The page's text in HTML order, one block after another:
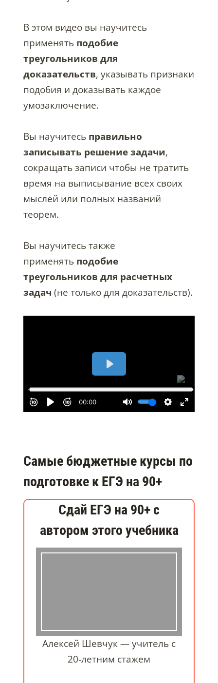
В этом видео вы научитесь
применять подобие
треугольников для
доказательств, указывать признаки
подобия и доказывать каждое
умозаключение.
Вы научитесь правильно
записывать решение задачи,
сокращать записи чтобы не тратить
время на выписывание всех своих
мыслей или полных названий
теорем.
Вы научитесь также
применять подобие
треугольников для расчетных
задач (не только для доказательств).
Самые бюджетные курсы по
подготовке к ЕГЭ на 90+
Сдай ЕГЭ на 90+ с
автором этого учебника
Алексей Шевчук — учитель с
20-летним стажем